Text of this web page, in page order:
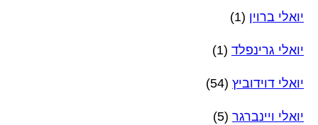
יואלי ברוין (1)
יואלי גרינפלד (1)
יואלי דוידוביץ (54)
יואלי ויינברגר (5)